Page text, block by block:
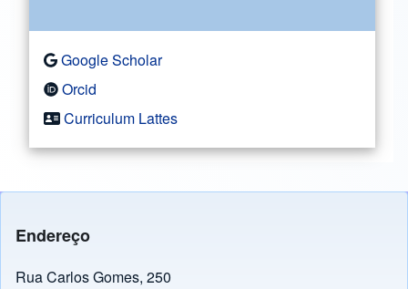
Google Scholar
Orcid
Curriculum Lattes
Endereço
Rua Carlos Gomes, 250